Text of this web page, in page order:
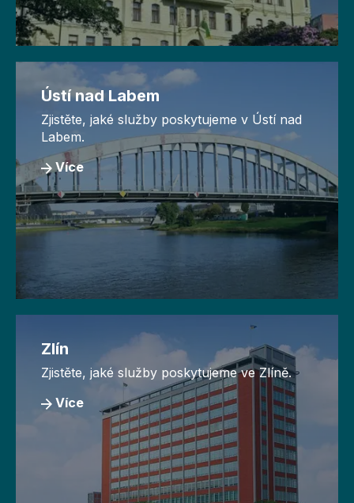
Ústí nad Labem
Zjistěte, jaké služby poskytujeme v Ústí nad
Labem.
Více
Zlín
Zjistěte, jaké služby poskytujeme ve Zlíně.
Více